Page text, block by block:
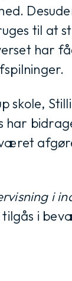
til at
har
har
i
i